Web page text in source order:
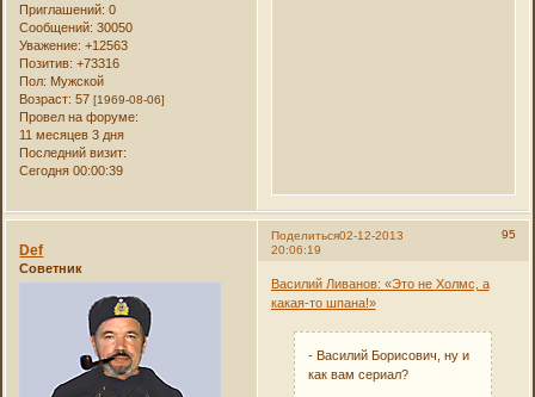
Приглашений: 0
Сообщений: 30050
Уважение: +12563
Позитив: +73316
Пол: Мужской
Возраст: 57[1969-08-06]
Провел на форуме:
11 месяцев 3 дня
Последний визит:
Сегодня 00:00:39
Поделиться 95
02-12-2013
20:06:19
Def
Советник
Василий Ливанов: «Это не Холмс, а
какая-то шпана!»
- Василий Борисович, ну и
как вам сериал?